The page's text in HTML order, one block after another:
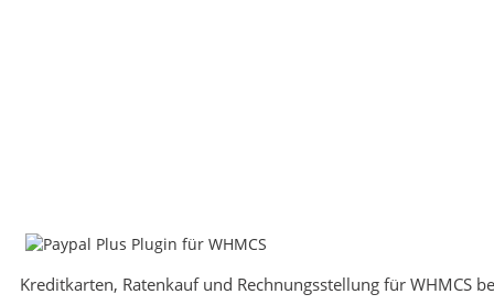
Kreditkarten, Ratenkauf und Rechnungsstellung für WHMCS